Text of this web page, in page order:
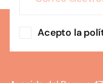
Acepto la